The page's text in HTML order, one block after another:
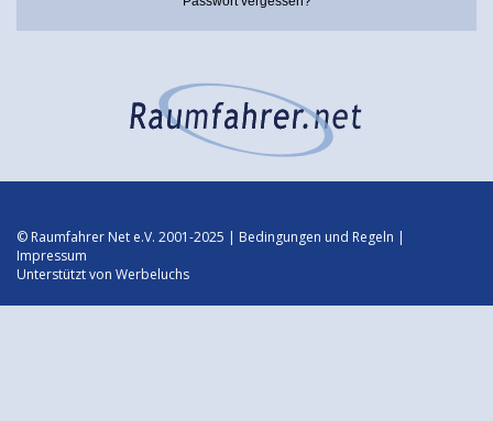
© Raumfahrer Net e.V. 2001-2025 | Bedingungen und Regeln
Impressum
Unterstützt von Werbeluchs